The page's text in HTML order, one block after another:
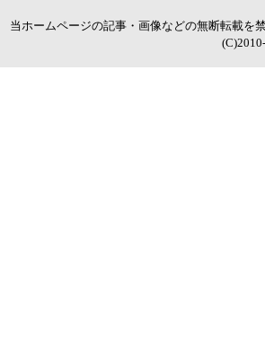
当ホームページの記事・画像などの無断転載を